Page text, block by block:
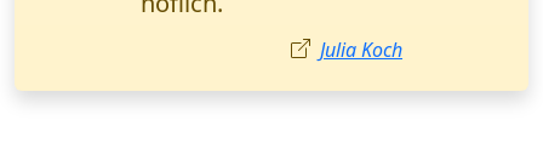
Matthias Bauer